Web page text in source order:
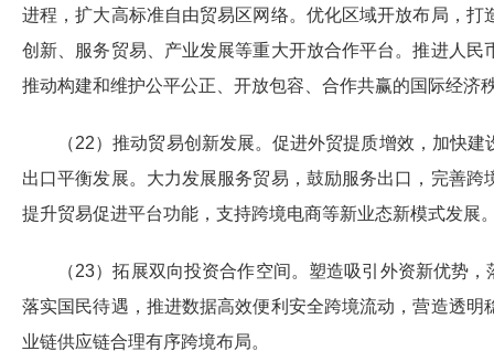
进程，扩大高标准自由贸易区网络。优化区域开放布局，
创新、服务贸易、产业发展等重大开放合作平台。推进人
推动构建和维护公平公正、开放包容、合作共赢的国际经济
（22）推动贸易创新发展。促进外贸提质增效，加快
出口平衡发展。大力发展服务贸易，鼓励服务出口，完善
提升贸易促进平台功能，支持跨境电商等新业态新模式发展
（23）拓展双向投资合作空间。塑造吸引外资新优势
落实国民待遇，推进数据高效便利安全跨境流动，营造透
业链供应链合理有序跨境布局。